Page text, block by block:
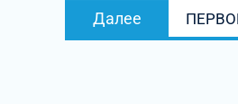
Далее
запись: